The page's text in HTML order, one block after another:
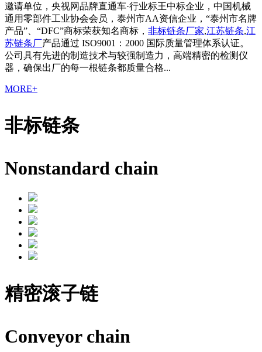
邀请单位，央视网品牌直通车·行业标王中标企业，中国机械
通用零部件工业协会会员，泰州市AA资信企业，“泰州市名牌
产品”、“DFC”商标荣获知名商标， 非标链条厂家,江苏链条,江
苏链条厂产品通过 ISO9001：2000 国际质量管理体系认证。
公司具有先进的制造技术与较强制造力，高端精密的检测仪
器，确保出厂的每一根链条都质量合格...
MORE+
非标链条
Nonstandard chain
精密滚子链
Conveyor chain